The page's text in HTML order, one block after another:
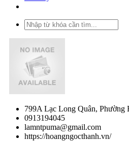
799A Lạc Long Quân,
0913194045
lamntpuma@gmail.com
https://hoangngocthanh.vn/